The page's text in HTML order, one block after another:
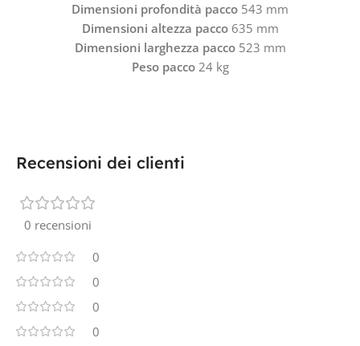
Dimensioni profondità pacco 543 mm
Dimensioni altezza pacco635 mm
Dimensioni larghezza pacco523 mm
Peso pacco24 kg
Recensioni dei clienti
0 recensioni
0
0
0
0